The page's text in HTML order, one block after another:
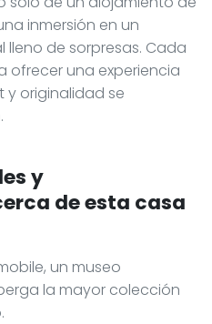
inmersión en un
lleno de sorpresas. Cada
ofrecer una experiencia
originalidad se
y
de esta casa
un museo
la mayor colección